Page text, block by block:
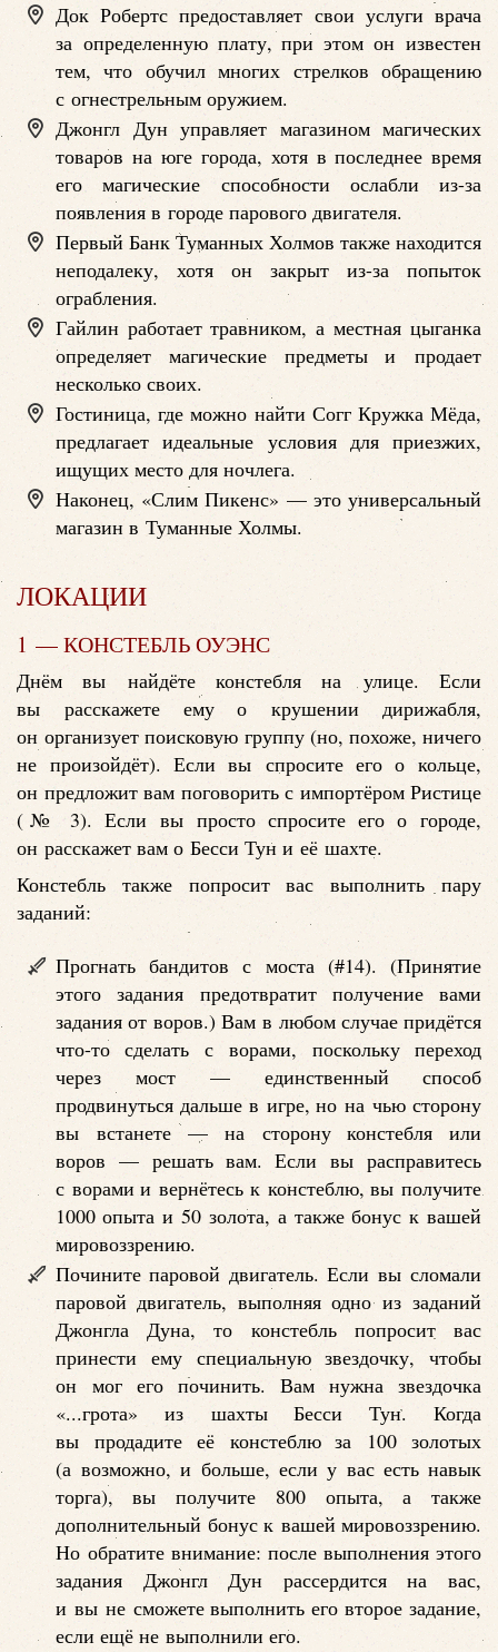
Док Робертс предоставляет свои услуги врача
за определенную плату, при этом он известен
тем, что обучил многих стрелков обращению
с огнестрельным оружием.
Джонгл Дун управляет магазином магических
товаров на юге города, хотя в последнее время
его магические способности ослабли из-за
появления в городе парового двигателя.
Первый Банк Туманных Холмов также находится
неподалеку, хотя он закрыт из-за попыток
ограбления.
Гайлин работает травником, а местная цыганка
определяет магические предметы и продает
несколько своих.
Гостиница, где можно найти Согг Кружка Мёда,
предлагает идеальные условия для приезжих,
ищущих место для ночлега.
Наконец, «Слим Пикенс» — это универсальный
магазин в Туманные Холмы.
ЛОКАЦИИ
1 — КОНСТЕБЛЬ ОУЭНС
Днём вы найдёте констебля на улице. Если
вы расскажете ему о крушении дирижабля,
он организует поисковую группу (но, похоже, ничего
не произойдёт). Если вы спросите его о кольце,
он предложит вам поговорить с импортёром Ристице
(№ 3). Если вы просто спросите его о городе,
он расскажет вам о Бесси Тун и её шахте.
Констебль также попросит вас выполнить пару
заданий:
Прогнать бандитов с моста (#14). (Принятие
этого задания предотвратит получение вами
задания от воров.) Вам в любом случае придётся
что-то сделать с ворами, поскольку переход
через мост — единственный способ
продвинуться дальше в игре, но на чью сторону
вы встанете — на сторону констебля или
воров — решать вам. Если вы расправитесь
с ворами и вернётесь к констеблю, вы получите
1000 опыта и 50 золота, а также бонус к вашей
мировоззрению.
Почините паровой двигатель. Если вы сломали
паровой двигатель, выполняя одно из заданий
Джонгла Дуна, то констебль попросит вас
принести ему специальную звездочку, чтобы
он мог его починить. Вам нужна звездочка
«...грота» из шахты Бесси Тун. Когда
вы продадите её констеблю за 100 золотых
(а возможно, и больше, если у вас есть навык
торга), вы получите 800 опыта, а также
дополнительный бонус к вашей мировоззрению.
Но обратите внимание: после выполнения этого
задания Джонгл Дун рассердится на вас,
и вы не сможете выполнить его второе задание,
если ещё не выполнили его.